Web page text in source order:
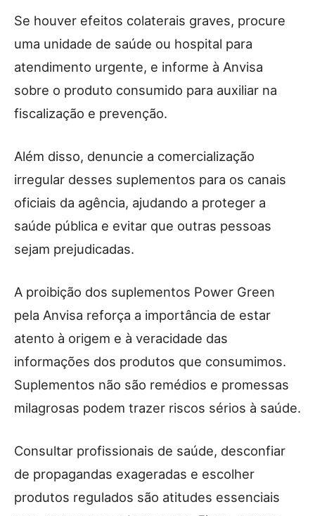
Se houver efeitos colaterais graves, procure
uma unidade de saúde ou hospital para
atendimento urgente, e informe à Anvisa
sobre o produto consumido para auxiliar na
fiscalização e prevenção.
Além disso, denuncie a comercialização
irregular desses suplementos para os canais
oficiais da agência, ajudando a proteger a
saúde pública e evitar que outras pessoas
sejam prejudicadas.
A proibição dos suplementos Power Green
pela Anvisa reforça a importância de estar
atento à origem e à veracidade das
informações dos produtos que consumimos.
Suplementos não são remédios e promessas
milagrosas podem trazer riscos sérios à saúde.
Consultar profissionais de saúde, desconfiar
de propagandas exageradas e escolher
produtos regulados são atitudes essenciais